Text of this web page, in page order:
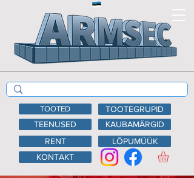
TEENUSED
KAUBAMÄRGID
RENT
LÕPUMÜÜK
KONTAKT
TOOTED TOOTEGRUPID